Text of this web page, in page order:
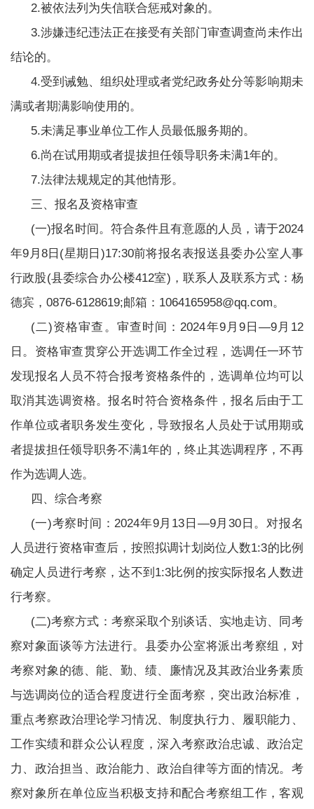
2.被依法列为失信联合惩戒对象的。
3.涉嫌违纪违法正在接受有关部门审查调查尚未作出
结论的。
4.受到诫勉、组织处理或者党纪政务处分等影响期未
满或者期满影响使用的。
5.未满足事业单位工作人员最低服务期的。
6.尚在试用期或者提拔担任领导职务未满1年的。
7.法律法规规定的其他情形。
三、报名及资格审查
(一)报名时间。符合条件且有意愿的人员，请于2024
年9月8日(星期日)17:30前将报名表报送县委办公室人事
行政股(县委综合办公楼412室)，联系人及联系方式：杨
德宾，0876-6128619;邮箱：1064165958@qq.com。
(二)资格审查。审查时间：2024年9月9日—9月12
日。资格审查贯穿公开选调工作全过程，选调任一环节
发现报名人员不符合报考资格条件的，选调单位均可以
取消其选调资格。报名时符合资格条件，报名后由于工
作单位或者职务发生变化，导致报名人员处于试用期或
者提拔担任领导职务不满1年的，终止其选调程序，不再
作为选调人选。
四、综合考察
(一)考察时间：2024年9月13日—9月30日。对报名
人员进行资格审查后，按照拟调计划岗位人数1:3的比例
确定人员进行考察，达不到1:3比例的按实际报名人数进
行考察。
(二)考察方式：考察采取个别谈话、实地走访、同考
察对象面谈等方法进行。县委办公室将派出考察组，对
考察对象的德、能、勤、绩、廉情况及其政治业务素质
与选调岗位的适合程度进行全面考察，突出政治标准，
重点考察政治理论学习情况、制度执行力、履职能力、
工作实绩和群众公认程度，深入考察政治忠诚、政治定
力、政治担当、政治能力、政治自律等方面的情况。考
察对象所在单位应当积极支持和配合考察组工作，客观